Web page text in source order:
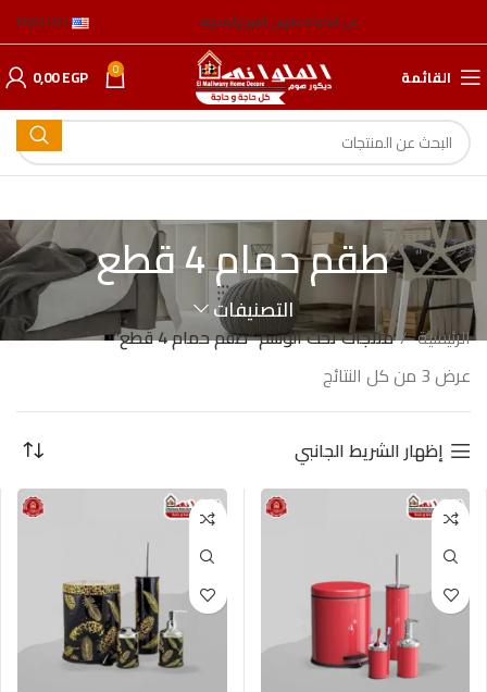
عن الشركةعناوين الفروعالمدونة ENGLISH
القائمة 0
0,00EGP
طقم حمام 4 قطع
التصنيفات
الرئيسية منتجات تحت الوسم “طقم حمام 4 قطع”
عرض ⁦3⁩ من كل النتائج
إظهار الشريط الجانبي